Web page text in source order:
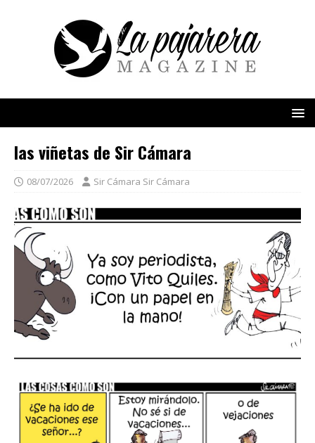
las viñetas de Sir Cámara
08/07/2026 Sir Cámara Sir Cámara